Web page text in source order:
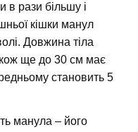
в рази більшу і
кішки манул
Довжина тіла
ще до 30 см має
становить 5
манула – його